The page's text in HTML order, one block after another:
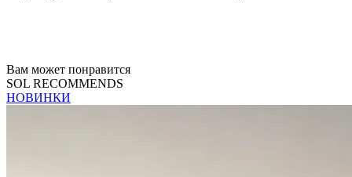
Вам может понравится
SOL RECOMMENDS
НОВИНКИ